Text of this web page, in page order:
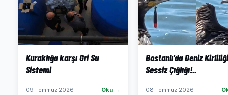
Kuraklığa karşı Gri Su
Sistemi
09 Temmuz 2026 Oku →
Bostanlı'da Deniz
Sessiz Çığlığı!..
08 Temmuz 2026